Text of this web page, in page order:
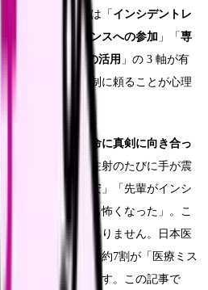
安を解消するには「 インシデントレ
り返りカンファレンスへの参加 」「専
産業医 / EAP）の活用 」の 3 軸が有
二重チェック体制に頼ることが心理
るのは、患者の命に真剣に向き合っ
な反応です。
「注射のたびに手が震
しようと毎日不安」「先輩がインシ
るのを見て自分も怖くなった」。こ
して少数派ではありません。日本医
と、医療従事者の約7割が「医療ミス
」と回答しています。この記事で